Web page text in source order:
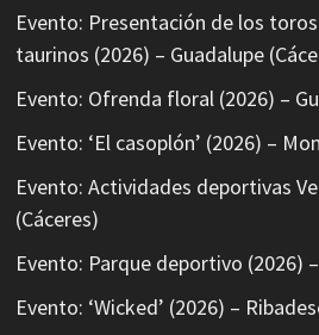
Evento: Presentación de los
taurinos (2026) – Guadalupe
Evento: Ofrenda floral (2026) –
Evento: ‘El casoplón’ (2026) –
Evento: Actividades deportivas
(Cáceres)
Evento: Parque deportivo (2026)
Evento: ‘Wicked’ (2026) –